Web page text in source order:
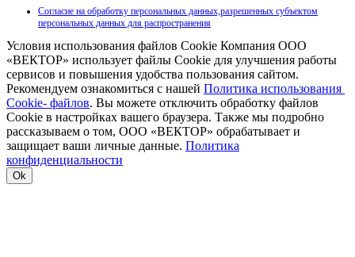
Согласие на обработку персональных данных,разрешенных субъектом
персональных данных для распространения
Условия использования файлов Cookie Компания ООО
«ВЕКТОР» использует файлы Cookie для улучшения работы
сервисов и повышения удобства пользования сайтом.
Рекомендуем ознакомиться с нашей Политика использования
Cookie- файлов. Вы можете отключить обработку файлов
Cookie в настройках вашего браузера. Также мы подробно
рассказываем о том, ООО «ВЕКТОР» обрабатывает и
защищает ваши личные данные. Политика
конфиденциальности
Ok